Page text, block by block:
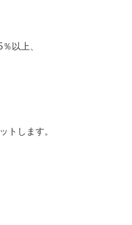
以上、
トします。